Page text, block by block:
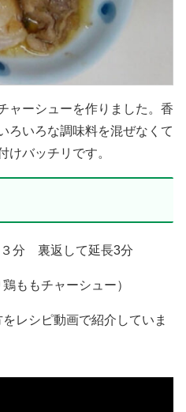
ャーシューを作りました。香
ろいろな調味料を混ぜなくて
けバッチリです。
３分 裏返して延長3分
ももチャーシュー）
レシピ動画で紹介していま